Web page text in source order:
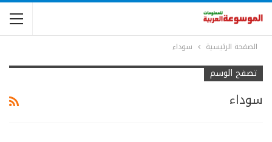
الصفحة الرئيسية سوداء
تصفح الوسم
سوداء